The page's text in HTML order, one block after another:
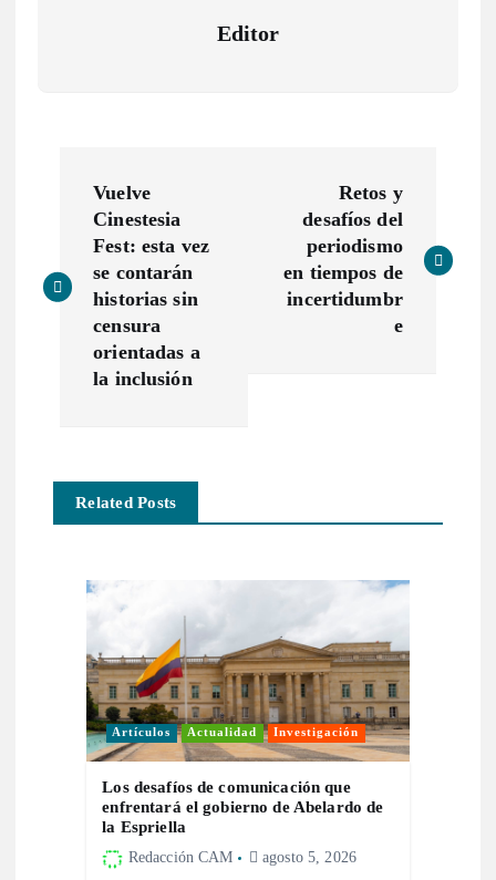
Editor
v
c
Vuelve
Cinestesia
Fest: esta vez
se contarán
historias sin
censura
orientadas a
la inclusión
Retos y
desafíos del
periodismo
en tiempos de
incertidumbr
e
Related Posts
Artículos Actualidad Investigación
Los desafíos de comunicación que
enfrentará el gobierno de Abelardo de
la Espriella
Redacción CAM agosto 5, 2026